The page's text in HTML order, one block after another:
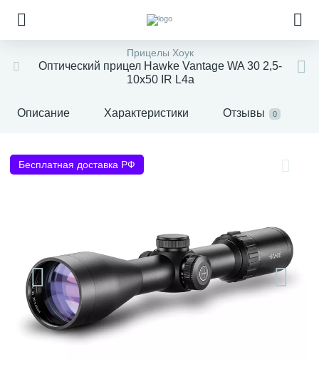
Прицелы Хоук
Оптический прицел Hawke Vantage WA 30 2,5-
10x50 IR L4a
Описание Характеристики Отзывы 0
Бесплатная доставка РФ